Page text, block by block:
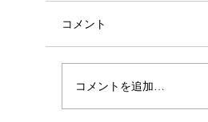
コメント
コメントを追加…